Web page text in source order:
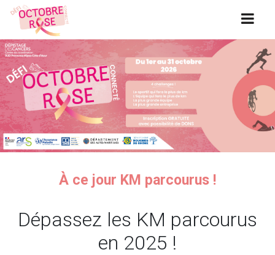
À ce jour KM parcourus !
Dépassez les KM parcourus
en 2025 !